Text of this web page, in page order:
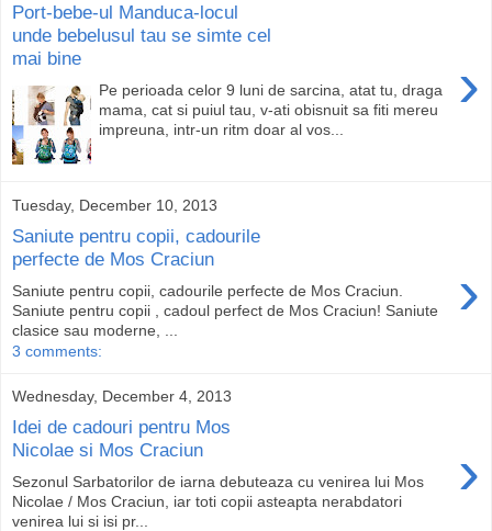
Port-bebe-ul Manduca-locul
unde bebelusul tau se simte cel
mai bine
›
Pe perioada celor 9 luni de sarcina, atat tu, draga
mama, cat si puiul tau, v-ati obisnuit sa fiti mereu
impreuna, intr-un ritm doar al vos...
Tuesday, December 10, 2013
Saniute pentru copii, cadourile
perfecte de Mos Craciun
›
Saniute pentru copii, cadourile perfecte de Mos Craciun.
Saniute pentru copii , cadoul perfect de Mos Craciun! Saniute
clasice sau moderne, ...
3 comments:
Wednesday, December 4, 2013
Idei de cadouri pentru Mos
Nicolae si Mos Craciun
›
Sezonul Sarbatorilor de iarna debuteaza cu venirea lui Mos
Nicolae / Mos Craciun, iar toti copii asteapta nerabdatori
venirea lui si isi pr...